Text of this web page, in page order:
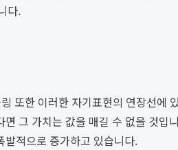
다.
또한 이러한 자기표현의 연장선
그 가치는 값을 매길 수 없을 것
발적으로 증가하고 있습니다.